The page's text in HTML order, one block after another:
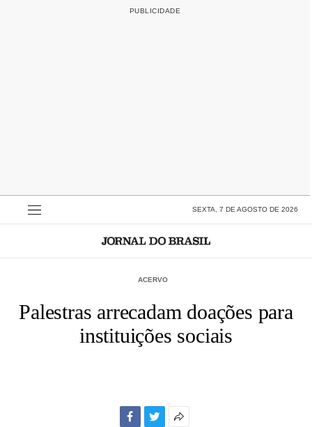
SEXTA, 7 DE AGOSTO DE 2026
ACERVO
Palestras arrecadam doações para
instituições sociais